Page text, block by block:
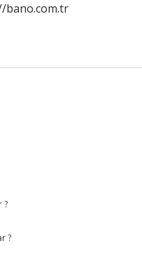
bano.com.tr
?
?